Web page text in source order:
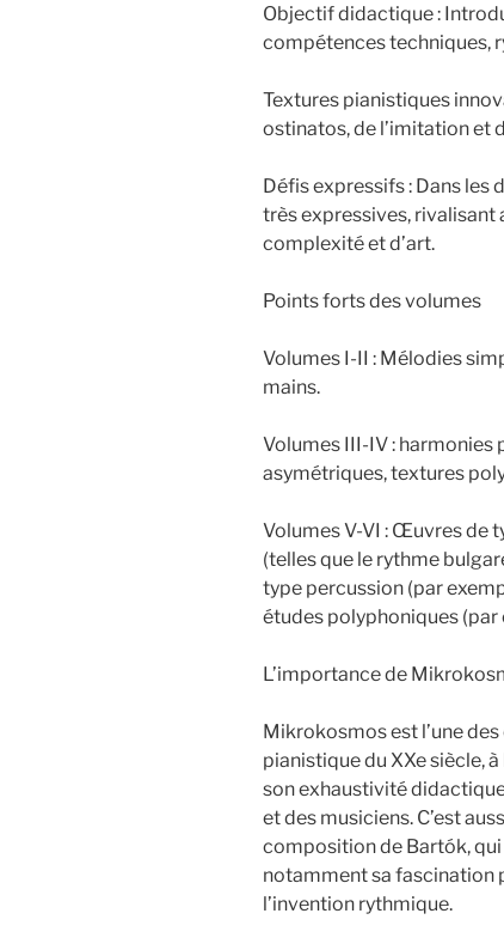
Objectif didactique :
compétences techniques,
Textures pianistiques
ostinatos, de l’imitation et
Défis expressifs : Dans les
très expressives, rivalisant
complexité et d’art.
Points forts des volumes
Volumes I-II : Mélodies
mains.
Volumes III-IV : harmonies
asymétriques, textures
Volumes V-VI : Œuvres de
(telles que le rythme
type percussion (par
études polyphoniques (par
L’importance de
Mikrokosmos est l’une
pianistique du XXe siècle,
son exhaustivité
et des musiciens. C’est
composition de Bartók,
notamment sa fascination
l’invention rythmique.